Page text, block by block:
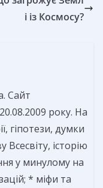
і із Космосу?
Сайт
року. На
гіпотези, думки
історію
у минулому на
* міфи та